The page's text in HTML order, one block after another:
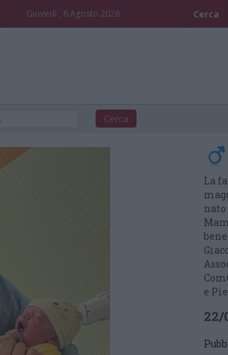
Giovedi , 6 Agosto 2026 Cerca
La
e
22/